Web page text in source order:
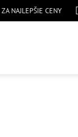
NAJLEPŠIE CENY